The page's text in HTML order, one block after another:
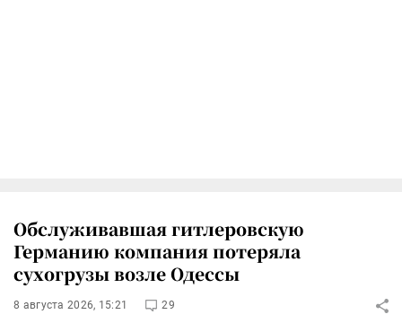
Обслуживавшая гитлеровскую
Германию компания потеряла
сухогрузы возле Одессы
8 августа 2026, 15:21 29